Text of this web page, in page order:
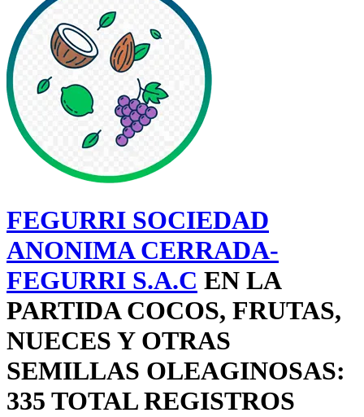
FEGURRI SOCIEDAD
ANONIMA CERRADA-
FEGURRI S.A.C EN LA
PARTIDA COCOS, FRUTAS,
NUECES Y OTRAS
SEMILLAS OLEAGINOSAS:
335 TOTAL REGISTROS